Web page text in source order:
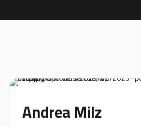
Andrea Milz